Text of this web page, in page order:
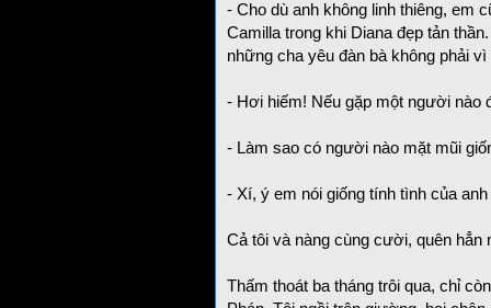
- Cho dù anh không linh thiêng, em
Camilla trong khi Diana đẹp tản
những cha yêu đàn bà không phải
- Hơi hiếm! Nếu gặp một người nào
- Làm sao có người nào mặt mũi
- Xí, ý em nói giống tính tình của
Cả tôi và nàng cùng cười, quên hẳn
Thấm thoát ba tháng trôi qua, chỉ